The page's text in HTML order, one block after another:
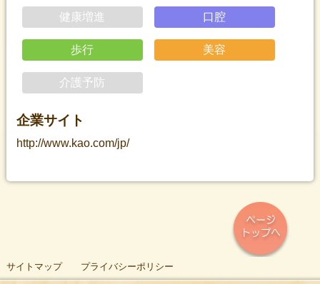
健康増進 口腔
歩行 美容
介護予防
企業サイト
http://www.kao.com/jp/
サイトマップ プライバシーポリシー